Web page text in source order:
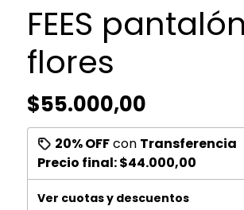
FEES pantalón
flores
$55.000,00
20% OFFcon Transferencia
Precio final:$44.000,00
Ver cuotas y descuentos